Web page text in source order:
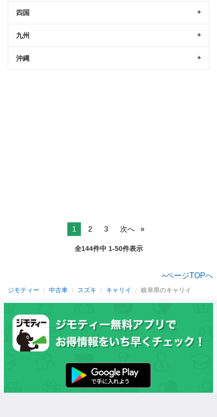
四国
九州
沖縄
1 2 3 次へ
全144件中 1-50件表示
ページTOPへ
ジモティー 中古車 スズキ キャリイ 岐阜県のキャリイ